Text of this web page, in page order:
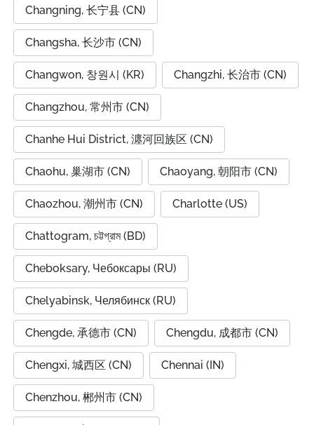
Changning, 长宁县 (CN)
Changsha, 长沙市 (CN)
Changwon, 창원시 (KR) Changzhi, 长治市 (CN)
Changzhou, 常州市 (CN)
Chanhe Hui District, 瀍河回族区 (CN)
Chaohu, 巢湖市 (CN) Chaoyang, 朝阳市 (CN)
Chaozhou, 潮州市 (CN) Charlotte (US)
Chattogram, চট্টগ্রাম (BD)
Cheboksary, Чебоксары (RU)
Chelyabinsk, Челябинск (RU)
Chengde, 承德市 (CN) Chengdu, 成都市 (CN)
Chengxi, 城西区 (CN) Chennai (IN)
Chenzhou, 郴州市 (CN)